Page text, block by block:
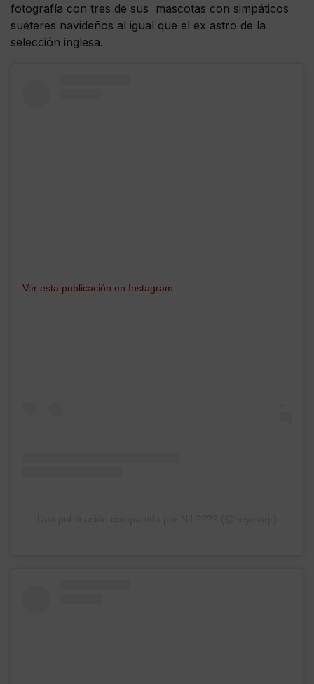
fotografía con tres de sus mascotas con simpáticos
suéteres navideños al igual que el ex astro de la
selección inglesa.
Ver esta publicación en Instagram